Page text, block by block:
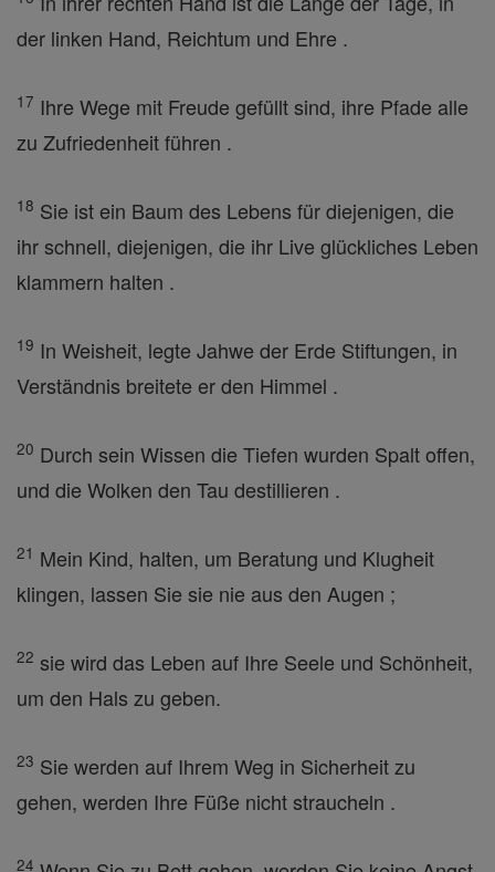
der linken Hand, Reichtum und Ehre .
17 Ihre Wege mit Freude gefüllt sind, ihre Pfade alle
zu Zufriedenheit führen .
18 Sie ist ein Baum des Lebens für diejenigen, die
ihr schnell, diejenigen, die ihr Live glückliches Leben
klammern halten .
19 In Weisheit, legte Jahwe der Erde Stiftungen, in
Verständnis breitete er den Himmel .
20 Durch sein Wissen die Tiefen wurden Spalt offen,
und die Wolken den Tau destillieren .
21 Mein Kind, halten, um Beratung und Klugheit
klingen, lassen Sie sie nie aus den Augen ;
22 sie wird das Leben auf Ihre Seele und Schönheit,
um den Hals zu geben.
23 Sie werden auf Ihrem Weg in Sicherheit zu
gehen, werden Ihre Füße nicht straucheln .
24